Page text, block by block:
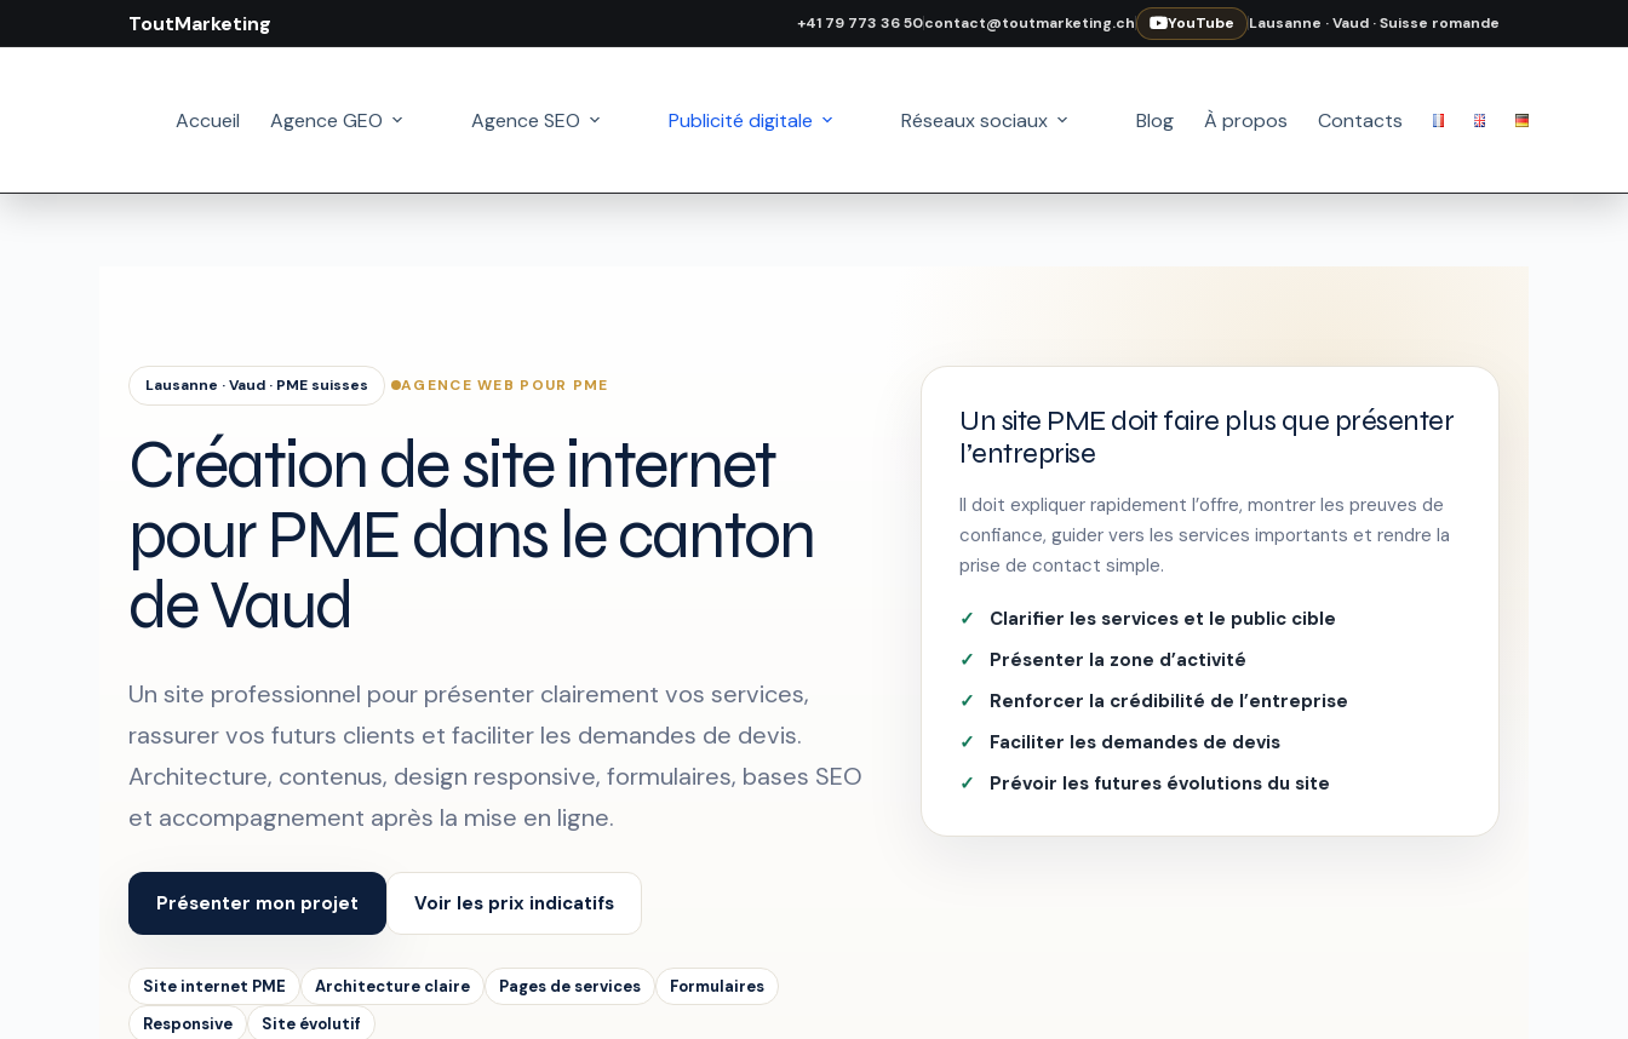
ToutMarketing +41 79 773 36 50contact@toutmarketing.ch YouTube Lausanne · Vaud · Suisse romande
Accueil Agence GEO Agence SEO Publicité digitale Réseaux sociaux Blog À propos Contacts
Lausanne · Vaud · PME suisses AGENCE WEB POUR PME
Création de site internet
pour PME dans le canton
de Vaud
Un site professionnel pour présenter clairement vos services,
rassurer vos futurs clients et faciliter les demandes de devis.
Architecture, contenus, design responsive, formulaires, bases SEO
et accompagnement après la mise en ligne.
Présenter mon projet Voir les prix indicatifs
Site internet PME Architecture claire Pages de services
Formulaires
Responsive
Site évolutif
Un site PME doit faire plus que présenter
l’entreprise
Il doit expliquer rapidement l’offre, montrer les preuves de
confiance, guider vers les services importants et rendre la
prise de contact simple.
Clarifier les services et le public cible
Présenter la zone d’activité
Renforcer la crédibilité de l’entreprise
Faciliter les demandes de devis
Prévoir les futures évolutions du site